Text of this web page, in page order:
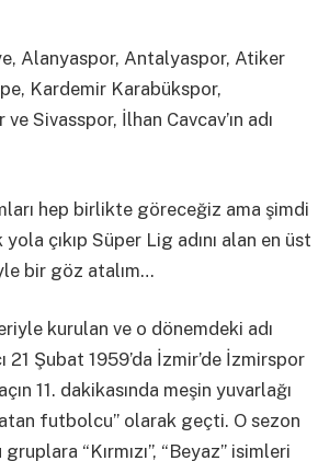
Alanyaspor, Antalyaspor, Atiker
Kardemir Karabükspor,
Sivasspor, İlhan Cavcav’ın adı
hep birlikte göreceğiz ama şimdi
çıkıp Süper Lig adını alan en üst
bir göz atalım…
kurulan ve o dönemdeki adı
Şubat 1959’da İzmir’de İzmirspor
11. dakikasında meşin yuvarlağı
futbolcu” olarak geçti. O sezon
“Kırmızı”, “Beyaz” isimleri